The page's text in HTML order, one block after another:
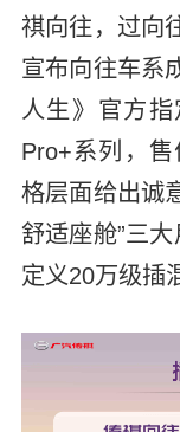
祺向往，过向
宣布向往车系
人生》官方
Pro+系列，
格层面给出诚
舒适座舱”三
定义20万级插